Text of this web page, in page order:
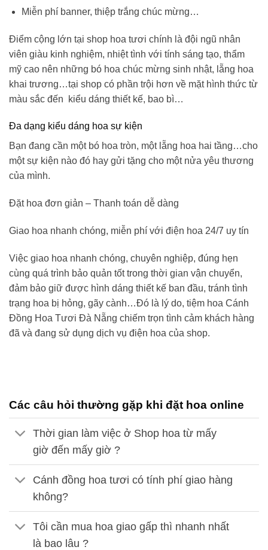
Miễn phí banner, thiệp trắng chúc mừng…
Điểm cộng lớn tại shop hoa tươi chính là đội ngũ nhân
viên giàu kinh nghiệm, nhiệt tình với tính sáng tạo, thẩm
mỹ cao nên những bó hoa chúc mừng sinh nhật, lẵng hoa
khai trương…tại shop có phần trội hơn về mặt hình thức từ
màu sắc đến kiểu dáng thiết kế, bao bì…
Đa dạng kiểu dáng hoa sự kiện
Bạn đang cần một bó hoa tròn, một lẵng hoa hai tầng…cho
một sự kiện nào đó hay gửi tặng cho một nửa yêu thương
của mình.
Đặt hoa đơn giản – Thanh toán dễ dàng
Giao hoa nhanh chóng, miễn phí với điện hoa 24/7 uy tín
Việc giao hoa nhanh chóng, chuyên nghiệp, đúng hẹn
cùng quá trình bảo quản tốt trong thời gian vận chuyển,
đảm bảo giữ được hình dáng thiết kế ban đầu, tránh tình
trạng hoa bị hỏng, gãy cành…Đó là lý do, tiệm hoa Cánh
Đồng Hoa Tươi Đà Nẵng chiếm trọn tình cảm khách hàng
đã và đang sử dụng dịch vụ điện hoa của shop.
Các câu hỏi thường gặp khi đặt hoa online
Thời gian làm việc ở Shop hoa từ mấy
giờ đến mấy giờ ?
Cánh đồng hoa tươi có tính phí giao hàng
không?
Tôi cần mua hoa giao gấp thì nhanh nhất
là bao lâu ?